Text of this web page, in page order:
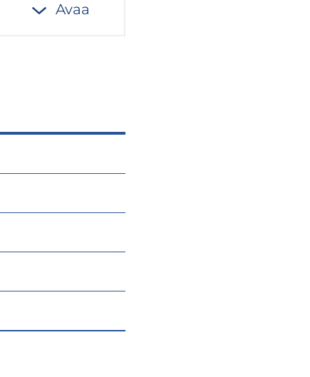
Avaa
ja